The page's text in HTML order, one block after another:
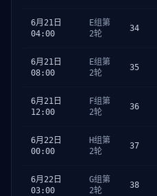
6月21日
04:00
E组第
2轮
34
6月21日
08:00
E组第
2轮
35
6月21日
12:00
F组第
2轮
36
6月22日
00:00
H组第
2轮
37
6月22日
03:00
G组第
2轮
38